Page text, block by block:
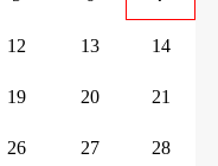
12 13 14
19 20 21
26 27 28